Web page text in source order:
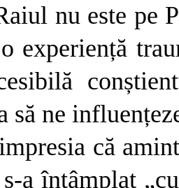
nu este pe
experiență
să ne
că
s-a întâmplat